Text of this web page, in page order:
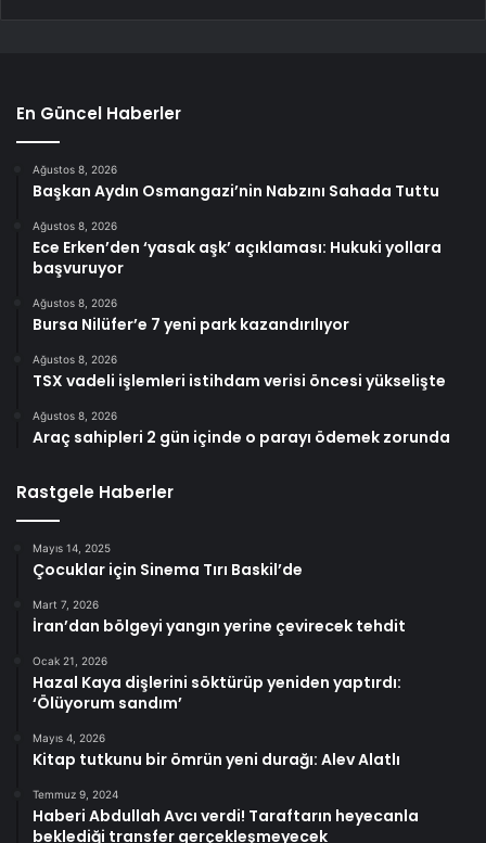
En Güncel Haberler
Ağustos 8, 2026
Başkan Aydın Osmangazi’nin Nabzını Sahada Tuttu
Ağustos 8, 2026
Ece Erken’den ‘yasak aşk’ açıklaması: Hukuki yollara
başvuruyor
Ağustos 8, 2026
Bursa Nilüfer’e 7 yeni park kazandırılıyor
Ağustos 8, 2026
TSX vadeli işlemleri istihdam verisi öncesi yükselişte
Ağustos 8, 2026
Araç sahipleri 2 gün içinde o parayı ödemek zorunda
Rastgele Haberler
Mayıs 14, 2025
Çocuklar için Sinema Tırı Baskil’de
Mart 7, 2026
İran’dan bölgeyi yangın yerine çevirecek tehdit
Ocak 21, 2026
Hazal Kaya dişlerini söktürüp yeniden yaptırdı:
‘Ölüyorum sandım’
Mayıs 4, 2026
Kitap tutkunu bir ömrün yeni durağı: Alev Alatlı
Temmuz 9, 2024
Haberi Abdullah Avcı verdi! Taraftarın heyecanla
beklediği transfer gerçekleşmeyecek